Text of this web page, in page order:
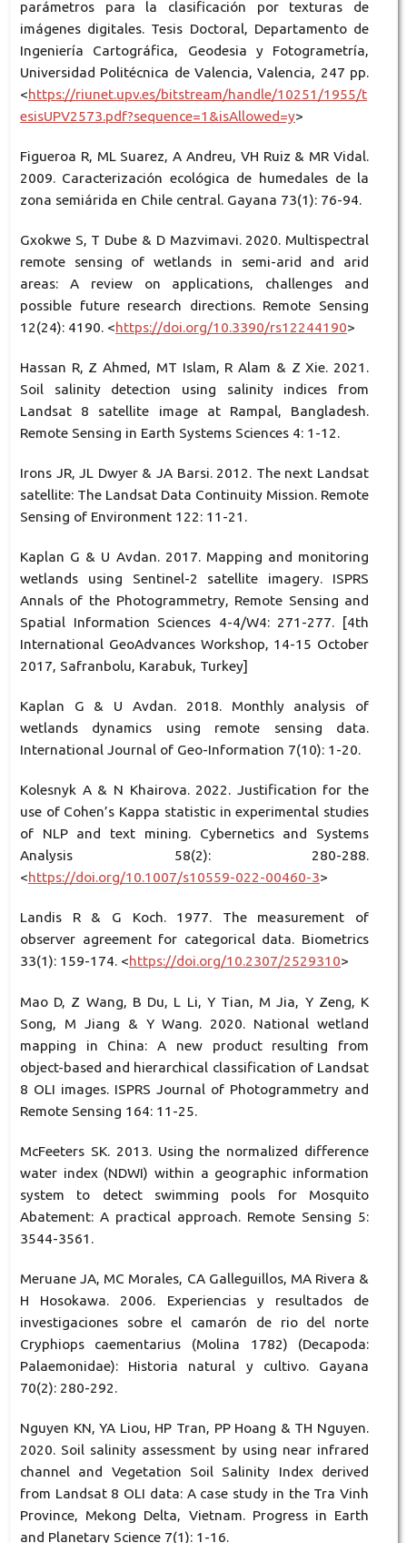
parámetros para la clasificación por texturas de
imágenes digitales. Tesis Doctoral, Departamento de
Ingeniería Cartográfica, Geodesia y Fotogrametría,
Universidad Politécnica de Valencia, Valencia, 247 pp.
<https://riunet.upv.es/bitstream/handle/10251/1955/t
esisUPV2573.pdf?sequence=1&isAllowed=y>
Figueroa R, ML Suarez, A Andreu, VH Ruiz & MR Vidal.
2009. Caracterización ecológica de humedales de la
zona semiárida en Chile central. Gayana 73(1): 76-94.
Gxokwe S, T Dube & D Mazvimavi. 2020. Multispectral
remote sensing of wetlands in semi-arid and arid
areas: A review on applications, challenges and
possible future research directions. Remote Sensing
12(24): 4190. <https://doi.org/10.3390/rs12244190>
Hassan R, Z Ahmed, MT Islam, R Alam & Z Xie. 2021.
Soil salinity detection using salinity indices from
Landsat 8 satellite image at Rampal, Bangladesh.
Remote Sensing in Earth Systems Sciences 4: 1-12.
Irons JR, JL Dwyer & JA Barsi. 2012. The next Landsat
satellite: The Landsat Data Continuity Mission. Remote
Sensing of Environment 122: 11-21.
Kaplan G & U Avdan. 2017. Mapping and monitoring
wetlands using Sentinel-2 satellite imagery. ISPRS
Annals of the Photogrammetry, Remote Sensing and
Spatial Information Sciences 4-4/W4: 271-277. [4th
International GeoAdvances Workshop, 14-15 October
2017, Safranbolu, Karabuk, Turkey]
Kaplan G & U Avdan. 2018. Monthly analysis of
wetlands dynamics using remote sensing data.
International Journal of Geo-Information 7(10): 1-20.
Kolesnyk A & N Khairova. 2022. Justification for the
use of Cohen’s Kappa statistic in experimental studies
of NLP and text mining. Cybernetics and Systems
Analysis 58(2): 280-288.
<https://doi.org/10.1007/s10559-022-00460-3>
Landis R & G Koch. 1977. The measurement of
observer agreement for categorical data. Biometrics
33(1): 159-174. <https://doi.org/10.2307/2529310>
Mao D, Z Wang, B Du, L Li, Y Tian, M Jia, Y Zeng, K
Song, M Jiang & Y Wang. 2020. National wetland
mapping in China: A new product resulting from
object-based and hierarchical classification of Landsat
8 OLI images. ISPRS Journal of Photogrammetry and
Remote Sensing 164: 11-25.
McFeeters SK. 2013. Using the normalized difference
water index (NDWI) within a geographic information
system to detect swimming pools for Mosquito
Abatement: A practical approach. Remote Sensing 5:
3544-3561.
Meruane JA, MC Morales, CA Galleguillos, MA Rivera &
H Hosokawa. 2006. Experiencias y resultados de
investigaciones sobre el camarón de rio del norte
Cryphiops caementarius (Molina 1782) (Decapoda:
Palaemonidae): Historia natural y cultivo. Gayana
70(2): 280-292.
Nguyen KN, YA Liou, HP Tran, PP Hoang & TH Nguyen.
2020. Soil salinity assessment by using near infrared
channel and Vegetation Soil Salinity Index derived
from Landsat 8 OLI data: A case study in the Tra Vinh
Province, Mekong Delta, Vietnam. Progress in Earth
and Planetary Science 7(1): 1-16.